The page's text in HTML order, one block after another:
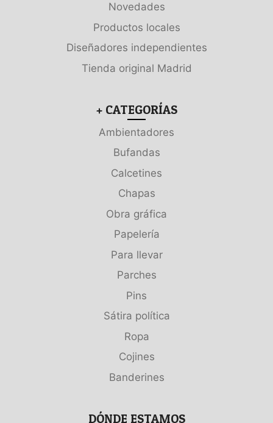
Novedades
Productos locales
Diseñadores independientes
Tienda original Madrid
+ CATEGORÍAS
Ambientadores
Bufandas
Calcetines
Chapas
Obra gráfica
Papelería
Para llevar
Parches
Pins
Sátira política
Ropa
Cojines
Banderines
DÓNDE ESTAMOS